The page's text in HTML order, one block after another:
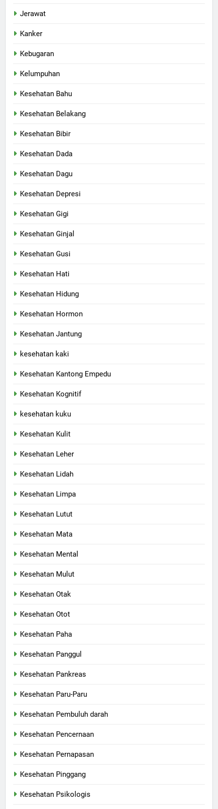
Jerawat
Kanker
Kebugaran
Kelumpuhan
Kesehatan Bahu
Kesehatan Belakang
Kesehatan Bibir
Kesehatan Dada
Kesehatan Dagu
Kesehatan Depresi
Kesehatan Gigi
Kesehatan Ginjal
Kesehatan Gusi
Kesehatan Hati
Kesehatan Hidung
Kesehatan Hormon
Kesehatan Jantung
kesehatan kaki
Kesehatan Kantong Empedu
Kesehatan Kognitif
kesehatan kuku
Kesehatan Kulit
Kesehatan Leher
Kesehatan Lidah
Kesehatan Limpa
Kesehatan Lutut
Kesehatan Mata
Kesehatan Mental
Kesehatan Mulut
Kesehatan Otak
Kesehatan Otot
Kesehatan Paha
Kesehatan Panggul
Kesehatan Pankreas
Kesehatan Paru-Paru
Kesehatan Pembuluh darah
Kesehatan Pencernaan
Kesehatan Pernapasan
Kesehatan Pinggang
Kesehatan Psikologis